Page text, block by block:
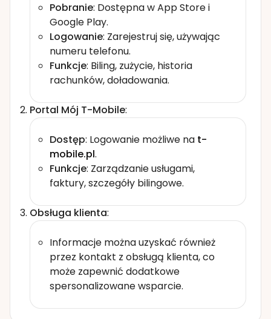
Pobranie: Dostępna w App Store i
Google Play.
Logowanie: Zarejestruj się, używając
numeru telefonu.
Funkcje: Biling, zużycie, historia
rachunków, doładowania.
Portal Mój T-Mobile:
Dostęp: Logowanie możliwe na t-
mobile.pl.
Funkcje: Zarządzanie usługami,
faktury, szczegóły bilingowe.
Obsługa klienta:
Informacje można uzyskać również
przez kontakt z obsługą klienta, co
może zapewnić dodatkowe
spersonalizowane wsparcie.